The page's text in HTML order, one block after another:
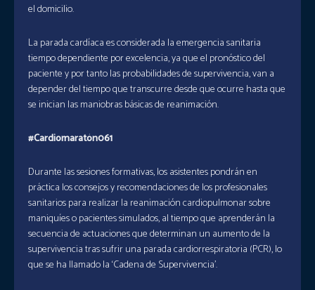
el domicilio.
La parada cardíaca es considerada la emergencia sanitaria
tiempo dependiente por excelencia, ya que el pronóstico del
paciente y por tanto las probabilidades de supervivencia, van a
depender del tiempo que transcurre desde que ocurre hasta que
se inician las maniobras básicas de reanimación.
#Cardiomaratón061
Durante las sesiones formativas, los asistentes pondrán en
práctica los consejos y recomendaciones de los profesionales
sanitarios para realizar la reanimación cardiopulmonar sobre
maniquíes o pacientes simulados, al tiempo que aprenderán la
secuencia de actuaciones que determinan un aumento de la
supervivencia tras sufrir una parada cardiorrespiratoria (PCR), lo
que se ha llamado la ‘Cadena de Supervivencia’.